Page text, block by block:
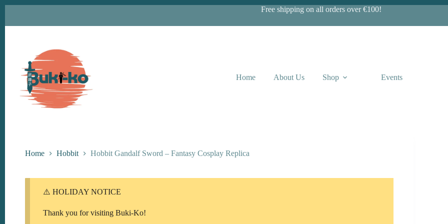
de
Free shipping on all orders over €100!
Home About Us Shop Events
Home Hobbit Hobbit Gandalf Sword – Fantasy Cosplay Replica
⚠️ HOLIDAY NOTICE
Thank you for visiting Buki-Ko!